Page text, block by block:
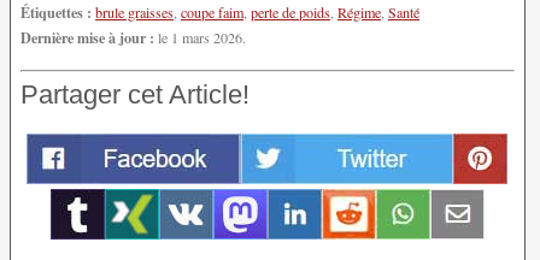
Étiquettes : brule graisses,coupe faim,perte de poids,Régime,Santé
Dernière mise à jour : le 1 mars 2026.
Partager cet Article!